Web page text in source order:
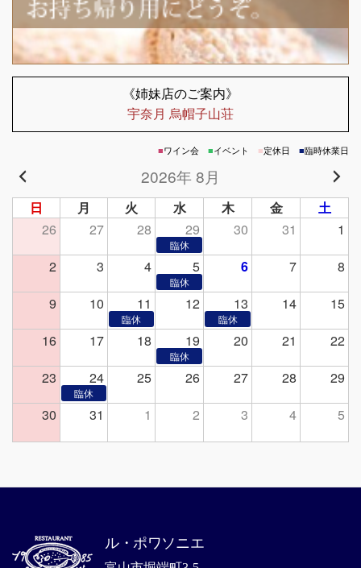
《姉妹店のご案内》
宇奈月 烏帽子山荘
■ワイン会 ■イベント ■定休日 ■臨時休業日
2026年 8月
日 月 火 水 木 金
土
26
27 28 29 30 31
1
2
3 4 5 6 7
8
9
10 11 12 13 14
15
16
17 18 19 20 21
22
23
24 25 26 27 28
29
30
31 1 2 3 4 5
ル・ポワソニエ